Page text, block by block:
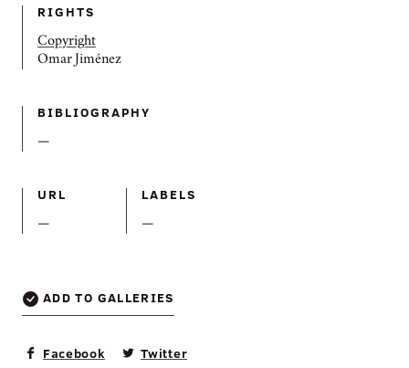
RIGHTS
Copyright
Omar Jiménez
BIBLIOGRAPHY
—
URL
—
LABELS
—
ADD TO GALLERIES
Facebook Twitter